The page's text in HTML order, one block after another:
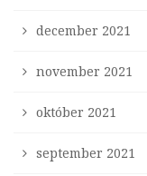
december 2021
november 2021
október 2021
september 2021